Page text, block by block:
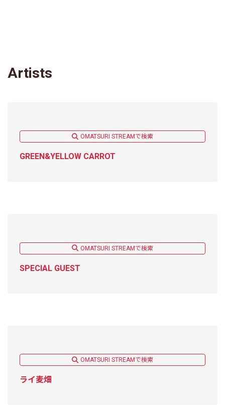
Artists
OMATSURI STREAMで検索
GREEN&YELLOW CARROT
OMATSURI STREAMで検索
SPECIAL GUEST
OMATSURI STREAMで検索
ライ麦畑